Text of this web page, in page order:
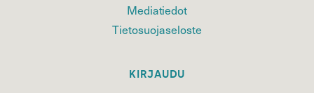
Mediatiedot
Tietosuojaseloste
KIRJAUDU